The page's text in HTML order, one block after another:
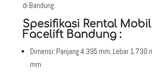
di Bandung.
Spesifikasi Rental
Facelift Bandung :
Dimensi: Panjang 4.395 mm, Lebar 1.730
mm